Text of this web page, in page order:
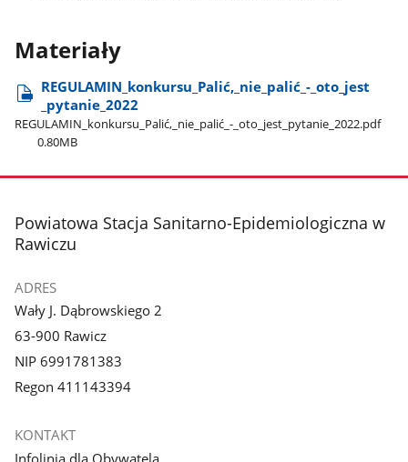
Materiały
REGULAMIN​_konkursu​_Palić,​_nie​_palić​_-​_oto​_jest​
_pytanie​_2022
REGULAMIN​_konkursu​_Palić,​_nie​_palić​_-​_oto​_jest​_pytanie​_2022.pdf
0.80MB
stopka
Powiatowa Stacja Sanitarno-Epidemiologiczna w
Rawiczu
ADRES
Wały J. Dąbrowskiego 2
63-900 Rawicz
NIP 6991781383
Regon 411143394
KONTAKT
Infolinia dla Obywatela